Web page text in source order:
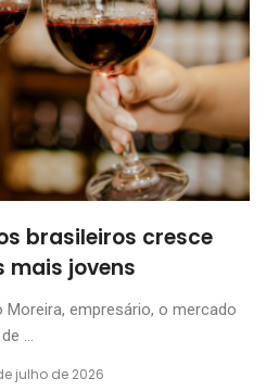
brasileiros cresce
mais jovens
empresário, o mercado
...
julho de 2026